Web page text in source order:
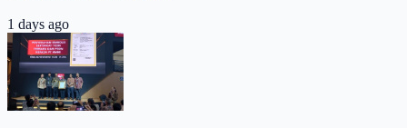
1 days ago